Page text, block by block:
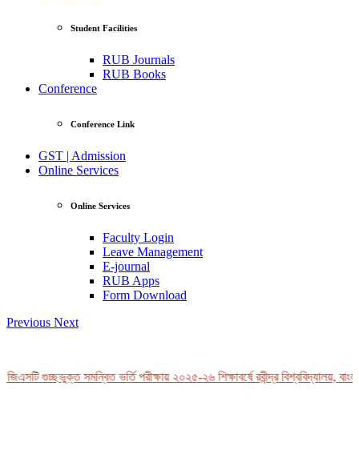
Student Facilities
RUB Journals
RUB Books
Conference
Conference Link
GST | Admission
Online Services
Online Services
Faculty Login
Leave Management
E-journal
RUB Apps
Form Download
Previous Next
গুচ্ছভুক্ত সমন্বিত ভর্তি পরীক্ষায় ২০২৫-২৬ শিক্ষাবর্ষে রবীন্দ্র বিশ্ববিদ্যালয়,